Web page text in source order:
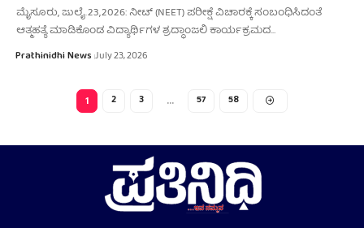
ಮೈಸೂರು, ಜುಲೈ.23,2026: ನೀಟ್ (NEET) ಪರೀಕ್ಷೆ ವಿಚಾರಕ್ಕೆ ಸಂಬಂಧಿಸಿದಂತೆ
ಆತ್ಮಹತ್ಯೆ ಮಾಡಿಕೊಂಡ ವಿದ್ಯಾರ್ಥಿಗಳ ಶ್ರದ್ಧಾಂಜಲಿ ಕಾರ್ಯಕ್ರಮದ…
Prathinidhi News July 23, 2026
1 2 3 … 57 58